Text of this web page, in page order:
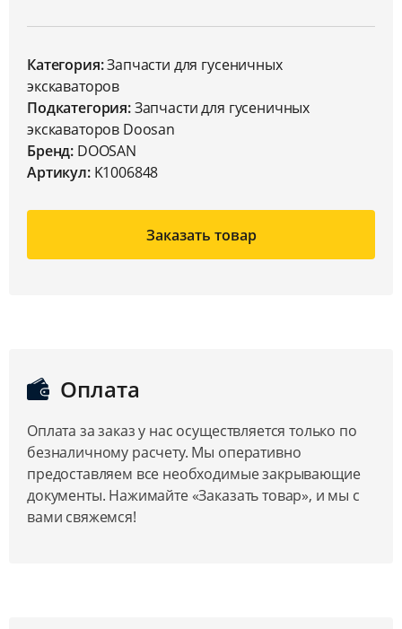
Категория:Запчасти для гусеничных
экскаваторов
Подкатегория:Запчасти для гусеничных
экскаваторов Doosan
Бренд: DOOSAN
Артикул:K1006848
Заказать товар
Оплата
Оплата за заказ у нас осуществляется только по
безналичному расчету. Мы оперативно
предоставляем все необходимые закрывающие
документы. Нажимайте «Заказать товар», и мы с
вами свяжемся!